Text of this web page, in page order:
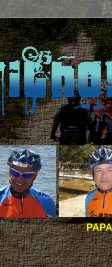
PAPA TRILHOS -BOAS